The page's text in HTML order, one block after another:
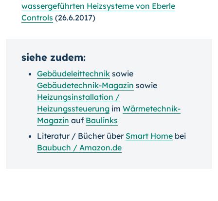
wassergeführten Heizsysteme von Eberle
Controls (26.6.2017)
siehe zudem:
Gebäudeleittechnik sowie
Gebäudetechnik-Magazin sowie
Heizungsinstallation /
Heizungssteuerung im Wärmetechnik-
Magazin auf Baulinks
Literatur / Bücher über Smart Home bei
Baubuch / Amazon.de